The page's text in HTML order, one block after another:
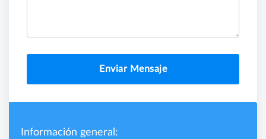
Enviar Mensaje
Información general: